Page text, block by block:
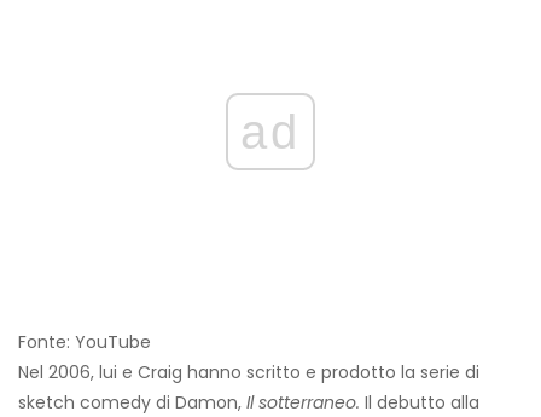
ad
Fonte: YouTube
Nel 2006, lui e Craig hanno scritto e prodotto la serie di
sketch comedy di Damon, Il sotterraneo. Il debutto alla